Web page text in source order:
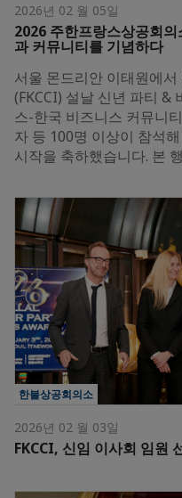
2026년 02 월 05일
2026 주한프랑스상공회
과 커뮤니티를 기념하다
서울 몬드리안 이태원에
(FKCCI) 설날 신년 파티 &
스-한국 비즈니스 커뮤니
자 등 100명 이상이 참석
시작을 축하했습니다. 본
한불상공회의소
2026년 02 월 03일
FKCCI, 신임 이사회 임원